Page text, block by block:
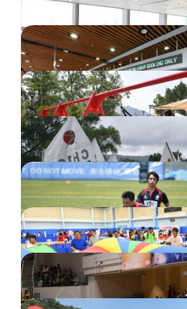
使用二維碼登入
查看或添加日曆
查看我的記錄
查看收件箱
查看待辦事項
上載水上活動的航行時數